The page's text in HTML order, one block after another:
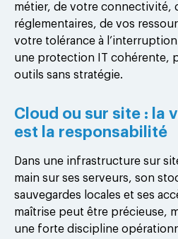
métier, de votre connectivité,
réglementaires, de vos
votre tolérance à
une protection IT cohérente,
outils sans stratégie.
Cloud ou sur site : la
est la responsabilité
Dans une infrastructure sur
main sur ses serveurs, son
sauvegardes locales et ses
maîtrise peut être précieuse,
une forte discipline